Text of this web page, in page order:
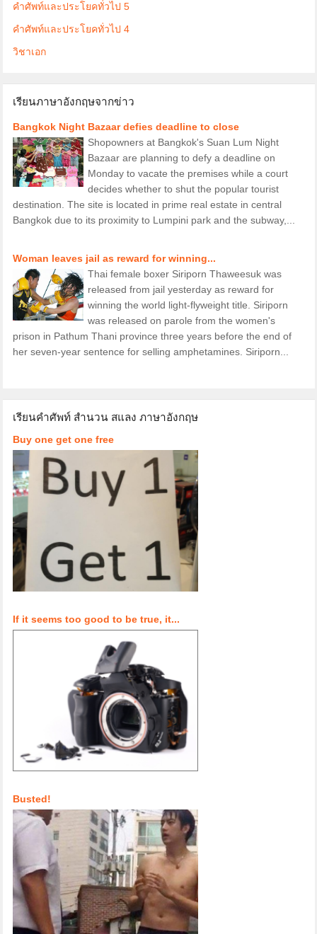
คำศัพท์และประโยคทั่วไป 5
คำศัพท์และประโยคทั่วไป 4
วิชาเอก
เรียนภาษาอังกฤษจากข่าว
Bangkok Night Bazaar defies deadline to close
Shopowners at Bangkok's Suan Lum Night
Bazaar are planning to defy a deadline on
Monday to vacate the premises while a court
decides whether to shut the popular tourist
destination. The site is located in prime real estate in central
Bangkok due to its proximity to Lumpini park and the subway,...
Woman leaves jail as reward for winning...
Thai female boxer Siriporn Thaweesuk was
released from jail yesterday as reward for
winning the world light-flyweight title. Siriporn
was released on parole from the women's
prison in Pathum Thani province three years before the end of
her seven-year sentence for selling amphetamines. Siriporn...
เรียนคำศัพท์ สำนวน สแลง ภาษาอังกฤษ
Buy one get one free
If it seems too good to be true, it...
Busted!